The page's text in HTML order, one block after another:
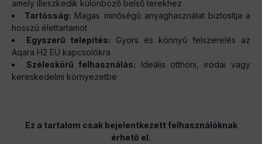
amely illeszkedik különböző belső terekhez
Tartósság: Magas minőségű anyaghasználat biztosítja a
hosszú élettartamot
Egyszerű telepítés: Gyors és könnyű felszerelés az
Aqara H2 EU kapcsolókra
Széleskörű felhasználás: Ideális otthoni, irodai vagy
kereskedelmi környezetbe
Ez a tartalom csak bejelentkezett felhasználóknak
érhető el.